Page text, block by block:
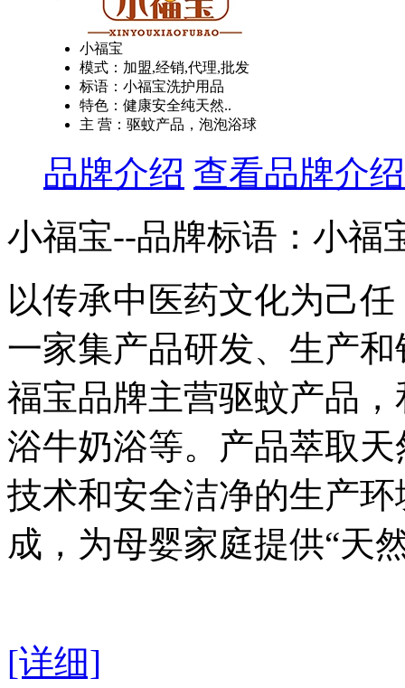
小福宝
模式：加盟,经销,代理,批发
标语：小福宝洗护用品
特色：健康安全纯天然..
主 营：驱蚊产品，泡泡浴球
品牌介绍 查看品牌介绍
小福宝--品牌标语： 小福
以传承中医药文化为己
一家集产品研发、生产
福宝品牌主营驱蚊产品
浴牛奶浴等。产品萃取
技术和安全洁净的生产
成，为母婴家庭提供“天
[详细]